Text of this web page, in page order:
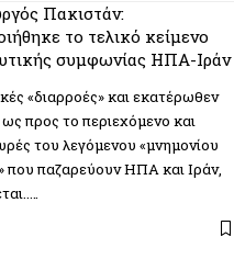
Πακιστάν:
το τελικό κείμενο
συμφωνίας ΗΠΑ-Ιράν
«διαρροές» και εκατέρωθεν
ως προς το περιεχόμενο και
του λεγόμενου «μνημονίου
που παζαρεύουν ΗΠΑ και Ιράν,